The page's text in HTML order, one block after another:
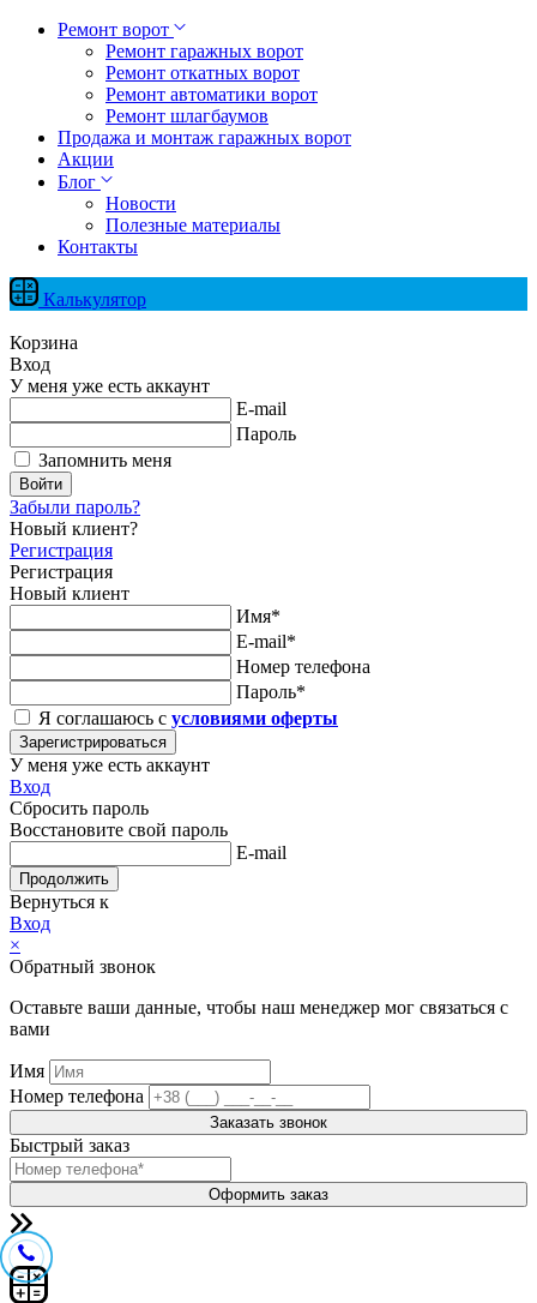
Ремонт ворот
Ремонт гаражных ворот
Ремонт откатных ворот
Ремонт автоматики ворот
Ремонт шлагбаумов
Продажа и монтаж гаражных ворот
Акции
Блог
Новости
Полезные материалы
Контакты
Калькулятор
Корзина
Вход
У меня уже есть аккаунт
E-mail
Пароль
Запомнить меня
Войти
Забыли пароль?
Новый клиент?
Регистрация
Регистрация
Новый клиент
Имя*
E-mail*
Номер телефона
Пароль*
Я соглашаюсь с условиями оферты
Зарегистрироваться
У меня уже есть аккаунт
Вход
Сбросить пароль
Восстановите свой пароль
E-mail
Продолжить
Вернуться к
Вход
×
Обратный звонок
Оставьте ваши данные, чтобы наш менеджер мог связаться с
вами
Имя
Номер телефона
Заказать звонок
Быстрый заказ
Оформить заказ